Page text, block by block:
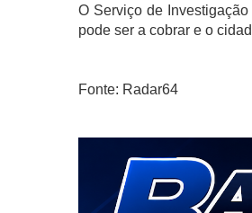
O Serviço de
pode ser a cobrar e o
Fonte: Radar64